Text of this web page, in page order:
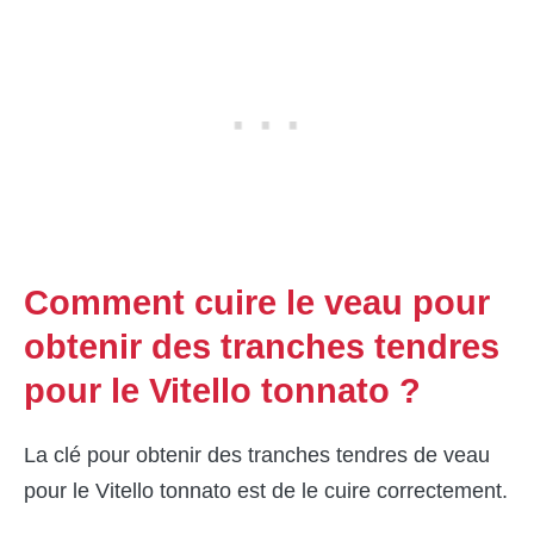
Comment cuire le veau pour
obtenir des tranches tendres
pour le Vitello tonnato ?
La clé pour obtenir des tranches tendres de veau
pour le Vitello tonnato est de le cuire correctement.